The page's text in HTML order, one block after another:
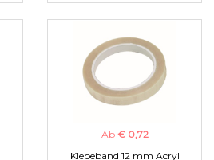
Ab € 0,72
Klebeband 12 mm Acryl